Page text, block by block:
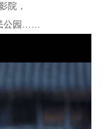
院，
公园……